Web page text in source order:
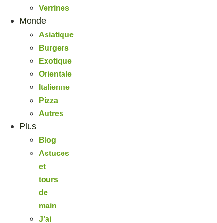
Verrines
Monde
Asiatique
Burgers
Exotique
Orientale
Italienne
Pizza
Autres
Plus
Blog
Astuces
et
tours
de
main
J’ai